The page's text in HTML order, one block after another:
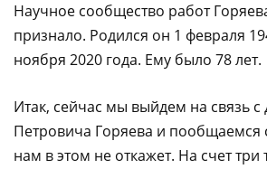
Научное сообщество работ
признало. Родился он 1 февраля
ноября 2020 года. Ему было 78 лет.
Итак, сейчас мы выйдем на связь
Петровича Горяева и пообщаемся
нам в этом не откажет. На счет